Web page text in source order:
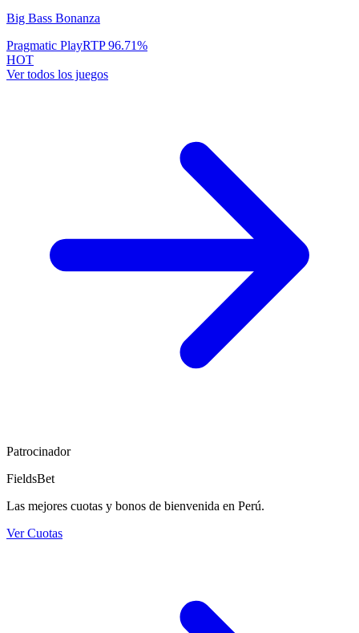
Big Bass Bonanza
Pragmatic PlayRTP96.71%
HOT
Ver todos los juegos
Patrocinador
FieldsBet
Las mejores cuotas y bonos de bienvenida en Perú.
Ver Cuotas